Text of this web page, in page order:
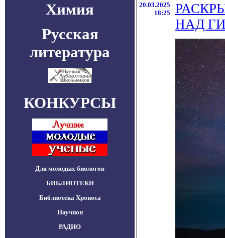
Химия
Русская
литература
КОНКУРСЫ
Для молодых биологов
БИБЛИОТЕКИ
Библиотека Хроноса
Научпоп
РАДИО
20.03.2025
18:25
НАД